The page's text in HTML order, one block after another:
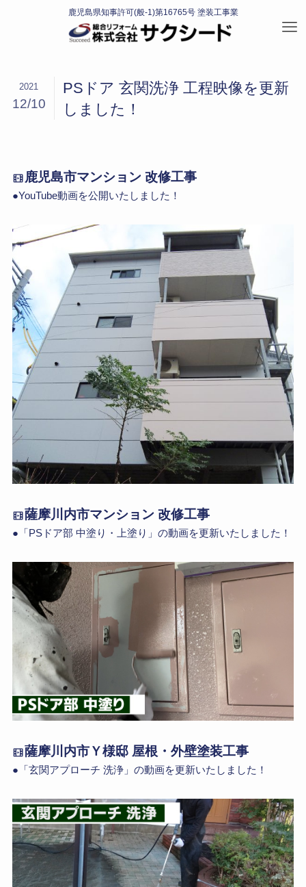
PSドア 玄関洗浄 工程映像を更新
しました！
2021
12/10
鹿児島市マンション 改修工事
●YouTube動画を公開いたしました！
薩摩川内市マンション 改修工事
●「PSドア部 中塗り・上塗り」の動画を更新いたしました！
薩摩川内市Ｙ様邸 屋根・外壁塗装工事
●「玄関アプローチ 洗浄」の動画を更新いたしました！